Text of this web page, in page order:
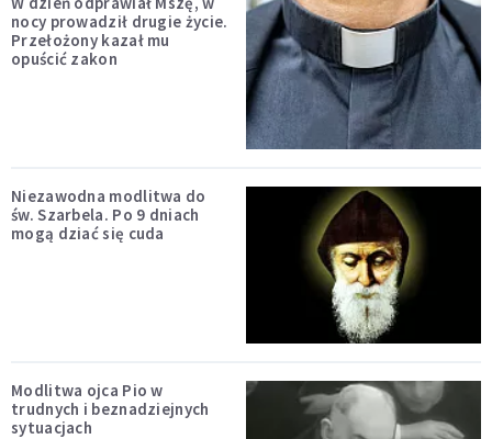
nocy prowadził drugie życie.
Przełożony kazał mu
opuścić zakon
Niezawodna modlitwa do
św. Szarbela. Po 9 dniach
mogą dziać się cuda
Modlitwa ojca Pio w
trudnych i beznadziejnych
sytuacjach